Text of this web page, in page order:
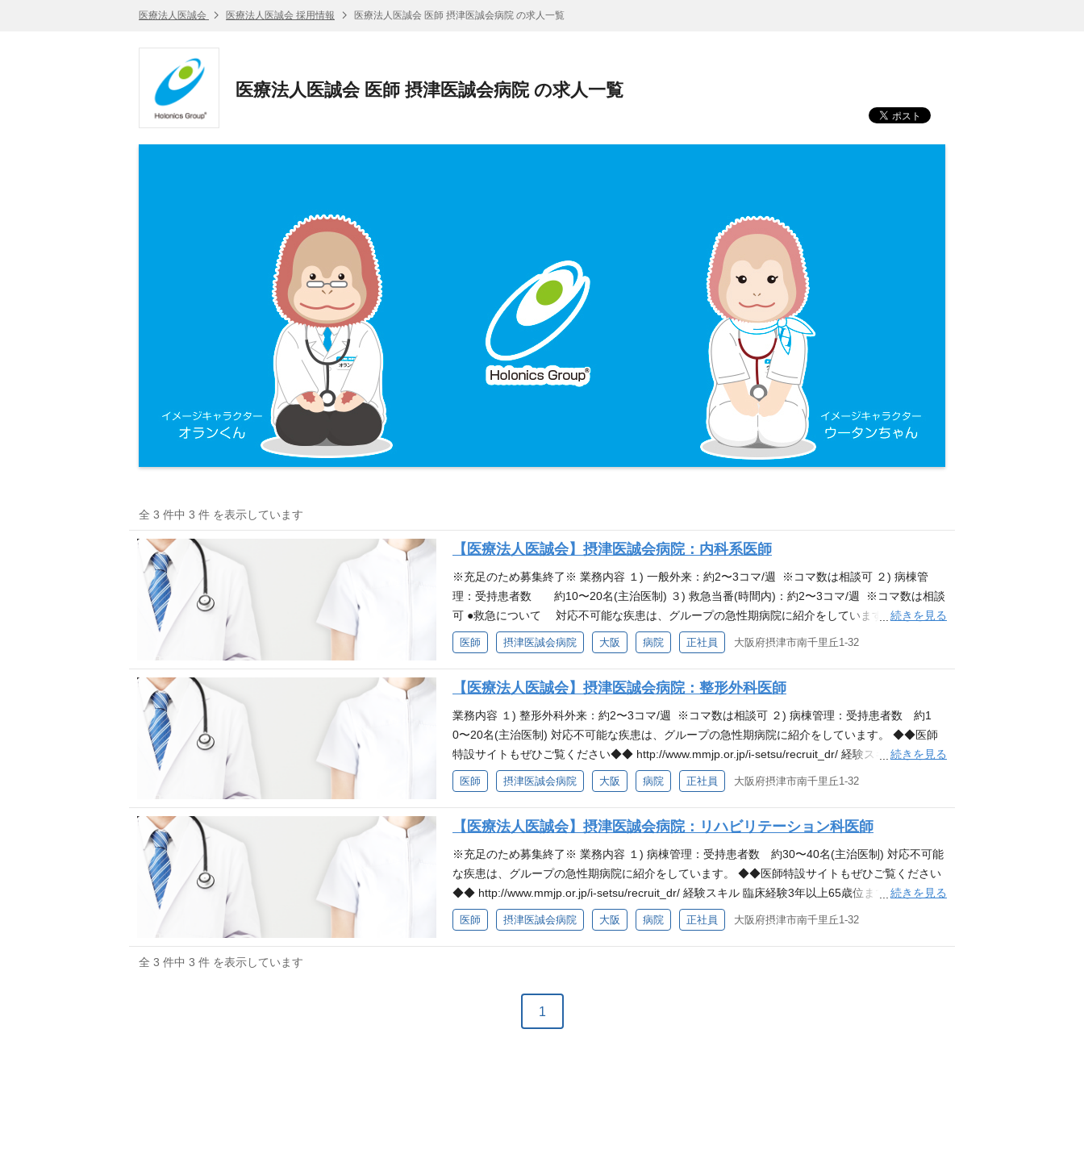
医療法人医誠会 医療法人医誠会 採用情報 医療法人医誠会 医師 摂津医誠会病院 の求人一覧
医療法人医誠会 医師 摂津医誠会病院 の求人一覧
全 3 件中 3 件 を表示しています
【医療法人医誠会】摂津医誠会病院：内科系医師
※充足のため募集終了※ 業務内容 １) 一般外来：約2〜3コマ/週 ※コマ数は相談可 ２) 病棟管
理：受持患者数 約10〜20名(主治医制) ３) 救急当番(時間内)：約2〜3コマ/週 ※コマ数は相談
可 ●救急について 対応不可能な疾患は、グループの急性期病院に紹介をしています。 ◆◆医師
特設サイトもぜひご覧ください◆◆ http://www.mmjp.or.jp/i-setsu/recruit_dr/ 経験スキル 臨床経験
3年以上65歳位まで 資格・ライセンス 医師(非喫煙者) ※喫煙者の採用は致しておりません
続きを見る
医師 摂津医誠会病院 大阪 病院 正社員 大阪府摂津市南千里丘1-32
【医療法人医誠会】摂津医誠会病院：整形外科医師
業務内容 １) 整形外科外来：約2〜3コマ/週 ※コマ数は相談可 ２) 病棟管理：受持患者数 約1
0〜20名(主治医制) 対応不可能な疾患は、グループの急性期病院に紹介をしています。 ◆◆医師
特設サイトもぜひご覧ください◆◆ http://www.mmjp.or.jp/i-setsu/recruit_dr/ 経験スキル 臨床経験
3年以上65歳位まで 資格・ライセンス 医師 (非喫煙者) ※喫煙者の採用は致しておりません
続きを見る
医師 摂津医誠会病院 大阪 病院 正社員 大阪府摂津市南千里丘1-32
【医療法人医誠会】摂津医誠会病院：リハビリテーション科医師
※充足のため募集終了※ 業務内容 １) 病棟管理：受持患者数 約30〜40名(主治医制) 対応不可能
な疾患は、グループの急性期病院に紹介をしています。 ◆◆医師特設サイトもぜひご覧ください
◆◆ http://www.mmjp.or.jp/i-setsu/recruit_dr/ 経験スキル 臨床経験3年以上65歳位まで 資格・ライ
センス 医師(非喫煙者) ※喫煙者の採用は致しておりません
続きを見る
医師 摂津医誠会病院 大阪 病院 正社員 大阪府摂津市南千里丘1-32
全 3 件中 3 件 を表示しています
1